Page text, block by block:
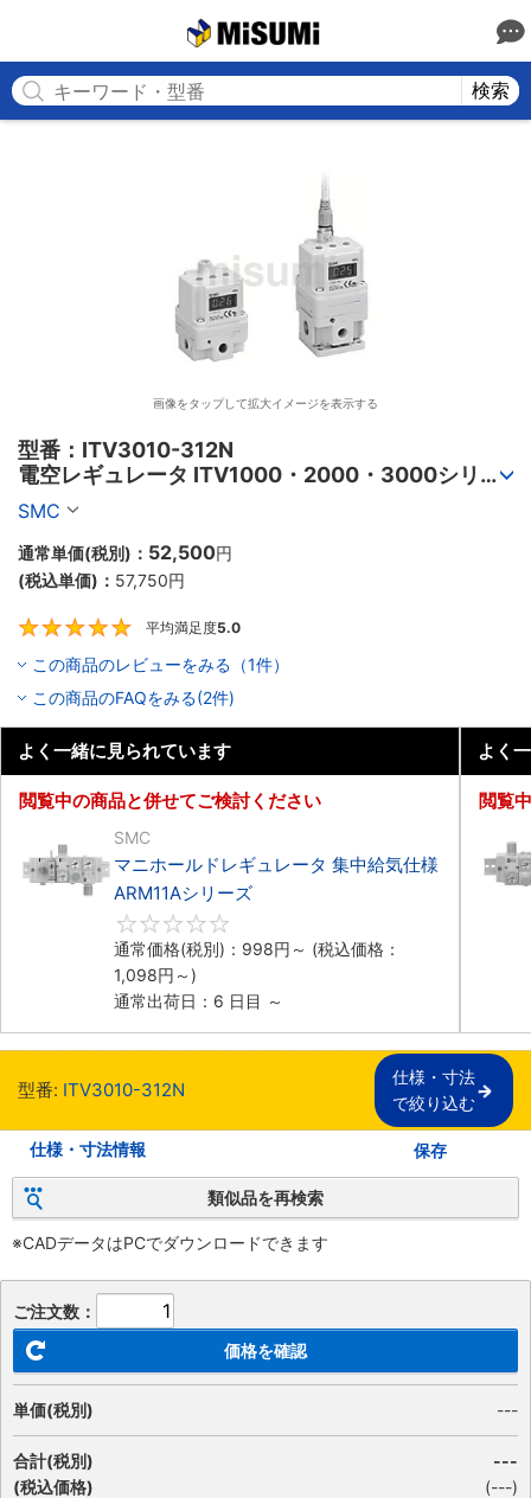
検索
画像をタップして拡大イメージを表示する
型番：ITV3010-312N
電空レギュレータ ITV1000・2000・3000シリー
ズ
SMC
通常単価(税別)： 52,500円
(税込単価)： 57,750円
平均満足度5.0
この商品のレビューをみる（1件）
この商品のFAQをみる(2件)
よく一緒に見られています
閲覧中の商品と併せてご検討ください
SMC
マニホールドレギュレータ 集中給気仕様
ARM11Aシリーズ
通常価格(税別)： 998円 ～ (税込価格：
1,098円 ～)
通常出荷日：6 日目 ～
よく
閲覧
型番: ITV3010-312N
仕様・寸法
で絞り込む
仕様・寸法情報 保存
類似品を再検索
※CADデータはPCでダウンロードできます
ご注文数：
価格を確認
単価(税別) ---
合計(税別)
(税込価格)
---
(---)